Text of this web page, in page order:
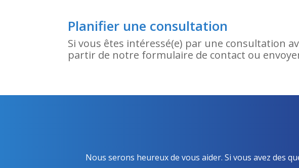
Planifier une consultation
Si vous êtes intéressé(e) par une consultation
partir de notre formulaire de contact ou
Nous serons heureux de vous aider. Si vous avez des